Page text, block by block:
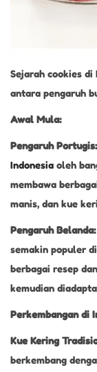
Sejarah cookies di
antara pengaruh
Awal Mula:
Pengaruh Portugis:
Indonesia oleh
membawa
manis, dan kue
Pengaruh Belanda:
semakin populer
berbagai resep
kemudian
Perkembangan di
Kue Kering
berkembang